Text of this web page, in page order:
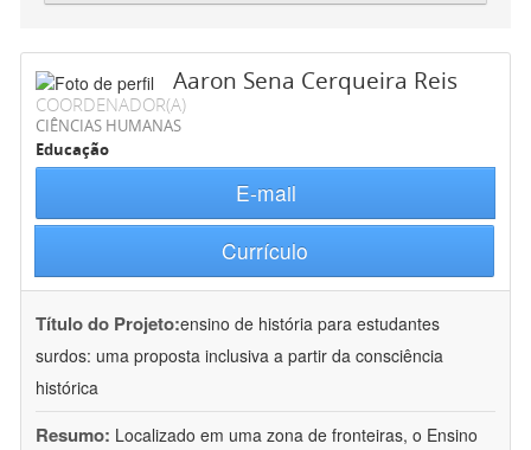
Aaron Sena Cerqueira Reis
COORDENADOR(A)
CIÊNCIAS HUMANAS
Educação
E-mail
Currículo
Título do Projeto:ensino de história para estudantes
surdos: uma proposta inclusiva a partir da consciência
histórica
Resumo: Localizado em uma zona de fronteiras, o Ensino